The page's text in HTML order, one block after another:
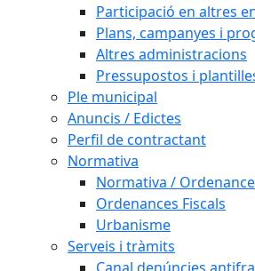
Participació en altres
Plans, campanyes i
Altres administracions
Pressupostos i
Ple municipal
Anuncis / Edictes
Perfil de contractant
Normativa
Normativa /
Ordenances Fiscals
Urbanisme
Serveis i tràmits